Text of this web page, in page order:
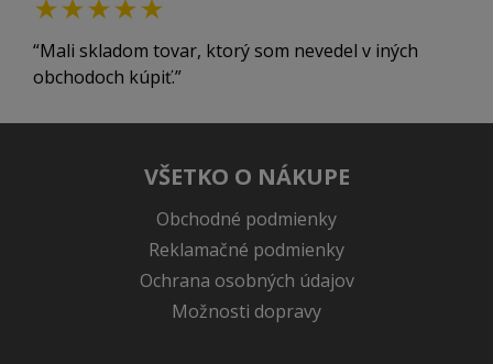
Mali skladom tovar, ktorý som nevedel v iných
obchodoch kúpiť.
VŠETKO O NÁKUPE
Obchodné podmienky
Reklamačné podmienky
Ochrana osobných údajov
Možnosti dopravy